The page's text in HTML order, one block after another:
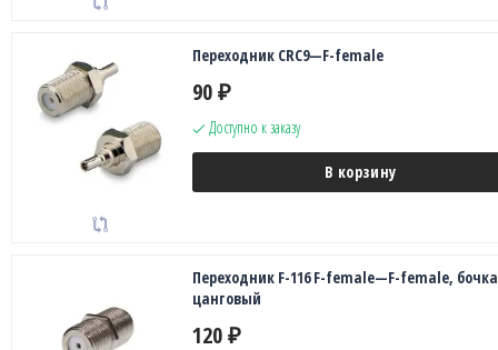
Переходник CRC9—F-female
90 ₽
Доступно к заказу
В корзину
Переходник F-116 F-female—F-female,
цанговый
120 ₽